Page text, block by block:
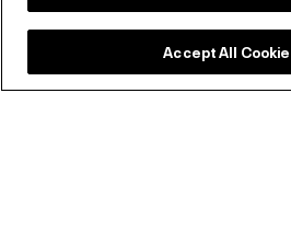
Accept All